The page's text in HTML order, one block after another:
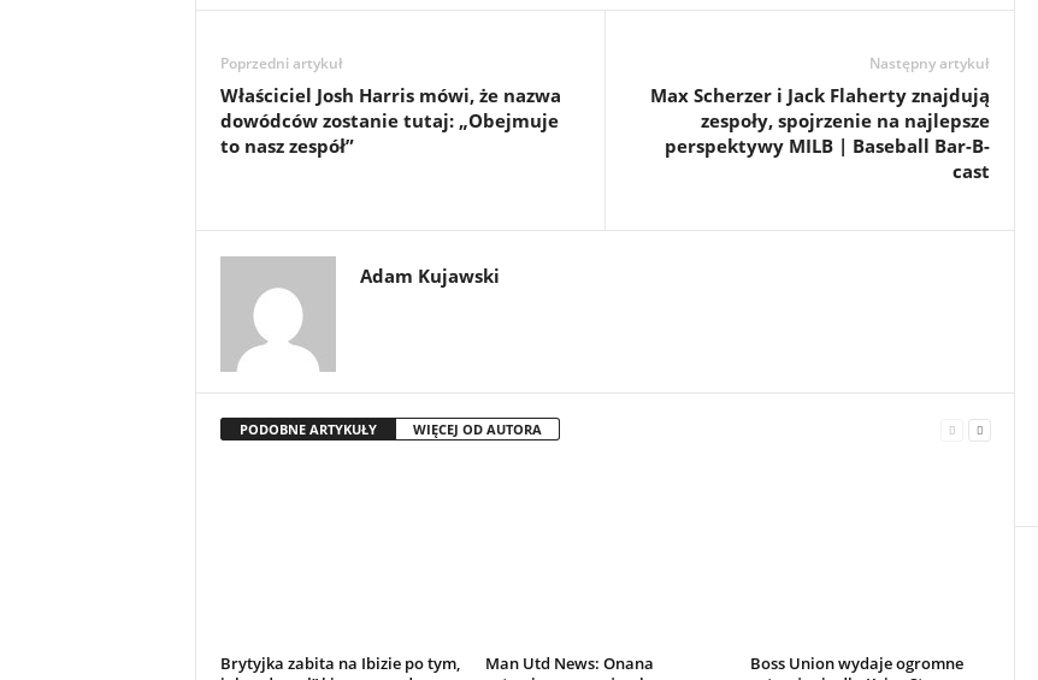
Poprzedni artykuł
Właściciel Josh Harris mówi, że nazwa
dowódców zostanie tutaj: „Obejmuje
to nasz zespół”
Następny artykuł
Max Scherzer i Jack Flaherty znajdują
zespoły, spojrzenie na najlepsze
perspektywy MILB | Baseball Bar-B-
cast
Adam Kujawski
PODOBNE ARTYKUŁY WIĘCEJ OD AUTORA
Brytyjka zabita na Ibizie po tym,
Man Utd News: Onana
Boss Union wydaje ogromne